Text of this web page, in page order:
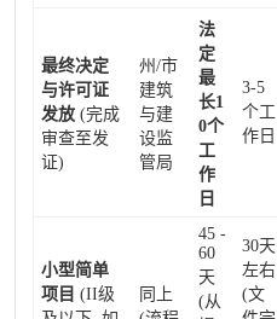
最终决定
与许可证
发放 (完成
审查至发
证)
州/市
建筑
与建
设监
管局
法
定
最
长1
0个
工
作
日
3-5
个工
作日
小型简单
项目 (II级
同上
45 -
60
天
(从
30天
左右
(文